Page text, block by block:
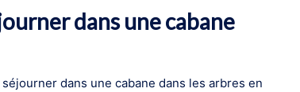
dans une cabane
dans une cabane dans les arbres en